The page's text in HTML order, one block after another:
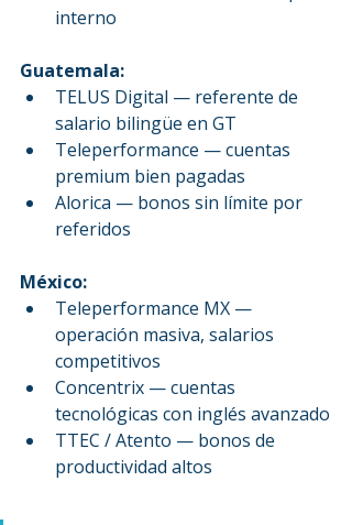
interno
Guatemala:
TELUS Digital — referente de
salario bilingüe en GT
Teleperformance — cuentas
premium bien pagadas
Alorica — bonos sin límite por
referidos
México:
Teleperformance MX —
operación masiva, salarios
competitivos
Concentrix — cuentas
tecnológicas con inglés avanzado
TTEC / Atento — bonos de
productividad altos